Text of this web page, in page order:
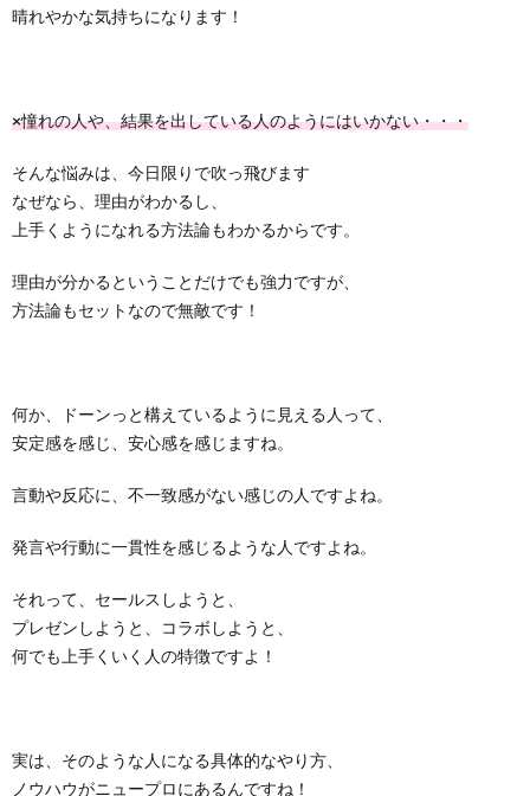
晴れやかな気持ちになります！
×憧れの人や、結果を出している人のようにはいかない・・・
そんな悩みは、今日限りで吹っ飛びます
なぜなら、理由がわかるし、
上手くようになれる方法論もわかるからです。
理由が分かるということだけでも強力ですが、
方法論もセットなので無敵です！
何か、ドーンっと構えているように見える人って、
安定感を感じ、安心感を感じますね。
言動や反応に、不一致感がない感じの人ですよね。
発言や行動に一貫性を感じるような人ですよね。
それって、セールスしようと、
プレゼンしようと、コラボしようと、
何でも上手くいく人の特徴ですよ！
実は、そのような人になる具体的なやり方、
ノウハウがニュープロにあるんですね！